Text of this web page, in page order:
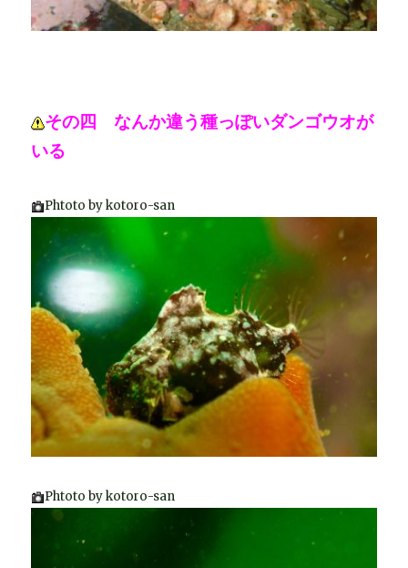
その四 なんか違う種っぽいダンゴウオが
いる
Phtoto by kotoro-san
Phtoto by kotoro-san